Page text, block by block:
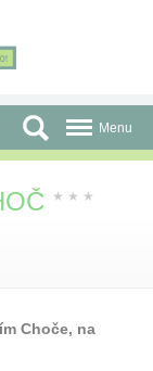
Menu
★ ★ ★
Choče, na